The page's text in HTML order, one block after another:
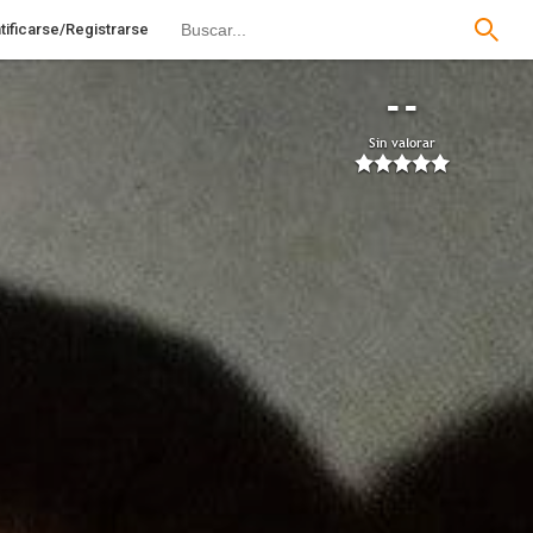
Registrarse
--
Sin valorar